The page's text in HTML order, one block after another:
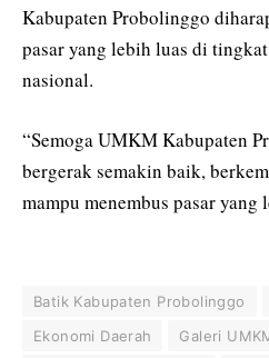
Kabupaten Probolinggo
pasar yang lebih luas di
nasional.
“Semoga UMKM Kabupaten
bergerak semakin baik,
mampu menembus pasar yang
Batik Kabupaten Probolinggo
Ekonomi Daerah
Galeri